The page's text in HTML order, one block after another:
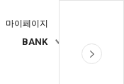
마이페이지
BANK